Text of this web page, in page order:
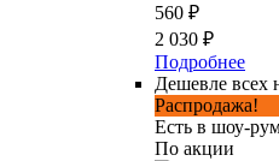
560 ₽
2 030 ₽
Подробнее
Дешевле всех
Распродажа!
Есть в шоу-
По акции